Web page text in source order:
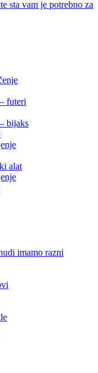
futeri
bijaks
alat